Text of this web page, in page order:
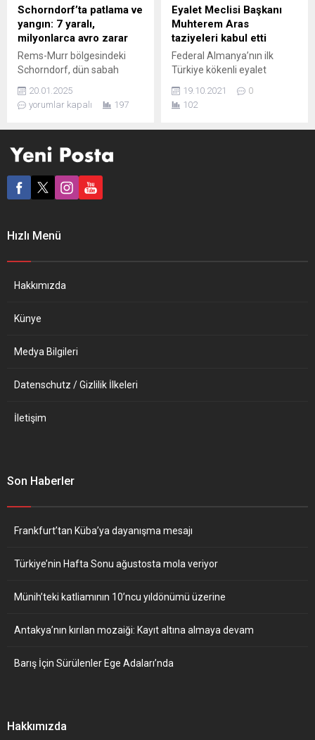
haftasında vakalar önceki
haftaya göre yüzde 85...
toplantısında,
Afganistan’daki son duruma
ilişkin soruları yanıtladı.
Afganistan’da bu yıl 700
bine yakın kişinin yerinden
edildiğini vurgulayan
Baloch,...
Schorndorf’ta patlama ve
yangın: 7 yaralı,
milyonlarca avro zarar
Rems-Murr bölgesindeki
Schorndorf, dün sabah
saatlerinde büyük bir
patlama ve ardından çıkan
yangınla sarsıldı. Gmünder
gelen olayda yedi kişi
boyutunun milyonlarla ifade
edileceği tahmin ediliyor.
saat 10.00 civarında kontrol
20.01.2025
yorumlar kapalı
197
Eyalet Meclisi Başkanı
Muhterem Aras
taziyeleri kabul etti
Federal Almanya’nın ilk
Türkiye kökenli eyalet
meclisi başkanı olan
Muhterem Aras, kısa bir
süre önce hayata veda eden
19.10.2021
0
102
Hızlı Menü
Hakkımızda
Künye
Medya Bilgileri
Datenschutz / Gizlilik İlkeleri
İletişim
Son Haberler
Frankfurt’tan Küba’ya dayanışma mesajı
Türkiye’nin Hafta Sonu ağustosta mola veriyor
Münih’teki katliamının 10’ncu yıldönümü üzerine
Antakya’nın kırılan mozaiği: Kayıt altına almaya devam
Barış İçin Sürülenler Ege Adaları’nda
Hakkımızda